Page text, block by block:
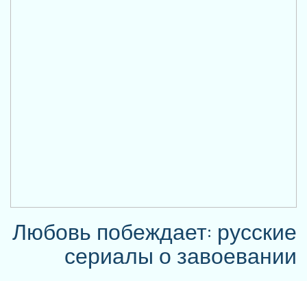
Любовь побеждает: русские
сериалы о завоевании